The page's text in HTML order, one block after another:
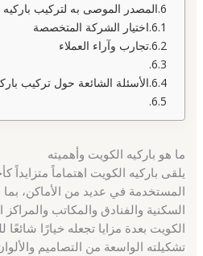
المصدر الموصى به لتركيب باركيه
اختيار الشركة المتخصصة
تجارب وآراء العملاء
الأسئلة الشائعة حول تركيب
ما هو باركيه الكويت وأهميته
يلقى باركيه الكويت اهتماماً متزايداً
المستخدمة في عديد من الأماكن،
السكنية والفنادق والمكاتب والمراكز
الكويت بعدة مزايا تجعله خيارًا
تشكيلته الواسعة من التصاميم